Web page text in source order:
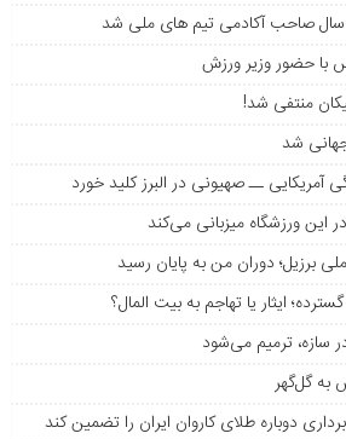
با حضور وزیر ورزش
منتفی شد!
شد
ــ صهیونی در البرز کلید خورد
این ورزشگاه میزبانی می‌کند
برزیل؛ دوران من به پایان رسید
ایثار یا تهاجم به بیت المال؟
به ‌گل‌گهر
دوباره طلای کاروان ایران را تضمین کند